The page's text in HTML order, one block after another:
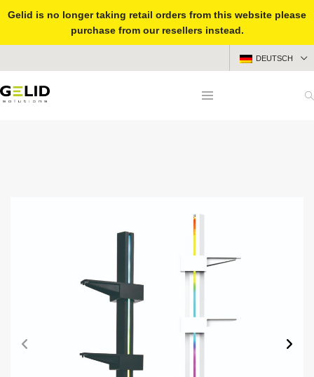
Gelid is no longer taking retail orders from this website please
purchase from our resellers instead.
DEUTSCH